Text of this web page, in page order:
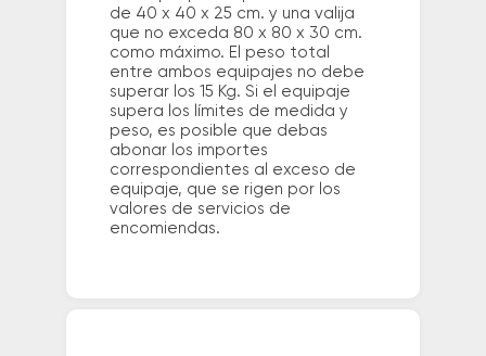
de 40 x 40 x 25 cm. y una valija
que no exceda 80 x 80 x 30 cm.
como máximo. El peso total
entre ambos equipajes no debe
superar los 15 Kg. Si el equipaje
supera los límites de medida y
peso, es posible que debas
abonar los importes
correspondientes al exceso de
equipaje, que se rigen por los
valores de servicios de
encomiendas.